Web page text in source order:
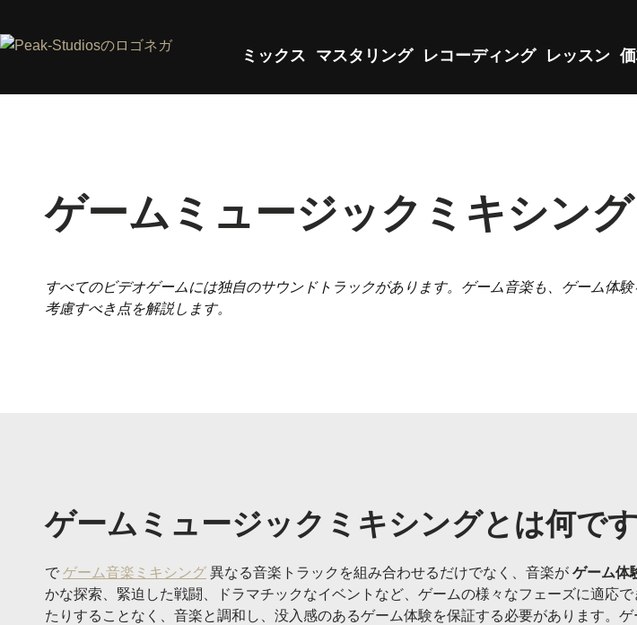
ミックス マスタリング レコーディング レッスン
ゲームミュージックミキシング
すべてのビデオゲームには独自のサウンドトラックがあります。ゲーム音楽も、ゲーム体
考慮すべき点を解説します。
ゲームミュージックミキシングとは何で
で ゲーム音楽ミキシング 異なる音楽トラックを組み合わせるだけでなく、音楽が ゲーム体
かな探索、緊迫した戦闘、ドラマチックなイベントなど、ゲームの様々なフェーズに適応
たりすることなく、音楽と調和し、没入感のあるゲーム体験を保証する必要があります。